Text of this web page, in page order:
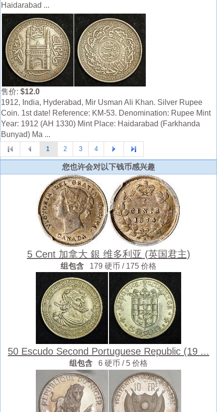
Haidarabad ...
售价: $12.0
1912, India, Hyderabad, Mir Usman Ali Khan. Silver Rupee
Coin. 1st date! Reference: KM-53. Denomination: Rupee Mint
Year: 1912 (AH 1330) Mint Place: Haidarabad (Farkhanda
Bunyad) Ma ...
1 2 3 4
您也许会对以下钱币感兴趣
5 Cent 加拿大 銀 维多利亚 (英国君主)
组包含 179 硬币 / 175 价格
50 Escudo Second Portuguese Republic (19 ...
组包含 6 硬币 / 5 价格